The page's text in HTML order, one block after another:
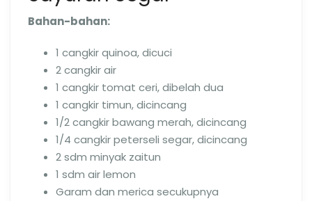
Bahan-bahan:
1 cangkir quinoa, dicuci
2 cangkir air
1 cangkir tomat ceri, dibelah dua
1 cangkir timun, dicincang
1/2 cangkir bawang merah, dicincang
1/4 cangkir peterseli segar, dicincang
2 sdm minyak zaitun
1 sdm air lemon
Garam dan merica secukupnya